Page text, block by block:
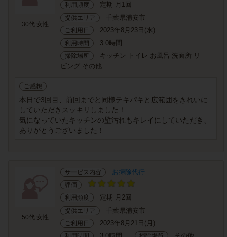
30代 女性
利用頻度
定期 月1回
提供エリア 千葉県浦安市
ご利用日 2023年8月23日(水)
利用時間 3.0時間
掃除場所
キッチン トイレ お風呂 洗面所 リ
ビング その他
ご感想
本日で3回目、前回までと同様テキパキと広範囲をきれいに
していただきスッキリしました！
気になっていたキッチンの壁汚れもキレイにしていただき、
ありがとうございました！
50代 女性
サービス内容 お掃除代行
評価
利用頻度
定期 月2回
提供エリア 千葉県浦安市
ご利用日 2023年8月21日(月)